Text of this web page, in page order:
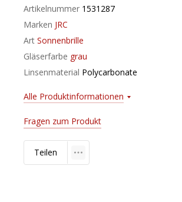
Artikelnummer 1531287
Marken JRC
Art Sonnenbrille
Gläserfarbe grau
Linsenmaterial Polycarbonate
Alle Produktinformationen
Fragen zum Produkt
Teilen